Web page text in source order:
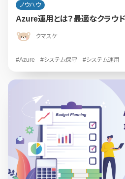
ノウハウ
Azure運用とは？最適なクラウ
クマスケ
#Azure #システム保守 #システム運用